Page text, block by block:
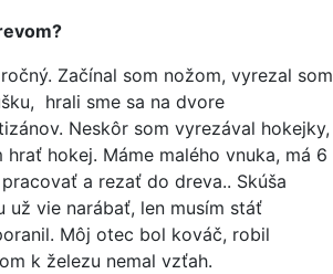
Začínal som nožom, vyrezal som
hrali sme sa na dvore
Neskôr som vyrezával hokejky,
hokej. Máme malého vnuka, má 6
a rezať do dreva.. Skúša
už vie narábať, len musím stáť
Môj otec bol kováč, robil
k železu nemal vzťah.